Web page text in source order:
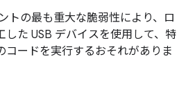
トの最も重大な脆弱性により、ロ
した USB デバイスを使用して、特
コードを実行するおそれがありま